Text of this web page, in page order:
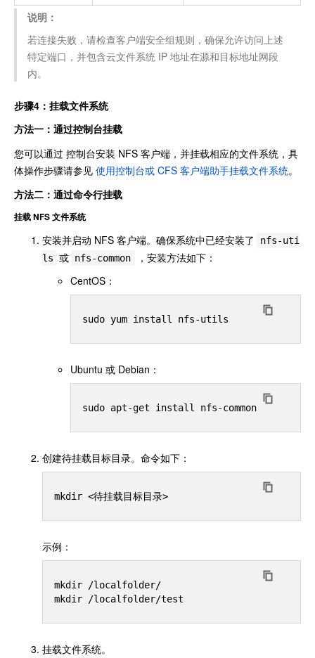
说明：
若连接失败，请检查客户端安全组规则，确保允许访问上述
特定端口，并包含云文件系统 IP 地址在源和目标地址网段
内。
步骤4：挂载文件系统
方法一：通过控制台挂载
您可以通过 控制台安装 NFS 客户端，并挂载相应的文件系统，具
体操作步骤请参见 使用控制台或 CFS 客户端助手挂载文件系统。
方法二：通过命令行挂载
挂载 NFS 文件系统
安装并启动 NFS 客户端。确保系统中已经安装了
nfs-uti
ls 或 nfs-common
，安装方法如下：
CentOS：
Ubuntu 或 Debian：
创建待挂载目标目录。命令如下：
示例：
mkdir /localfolder/
挂载文件系统。